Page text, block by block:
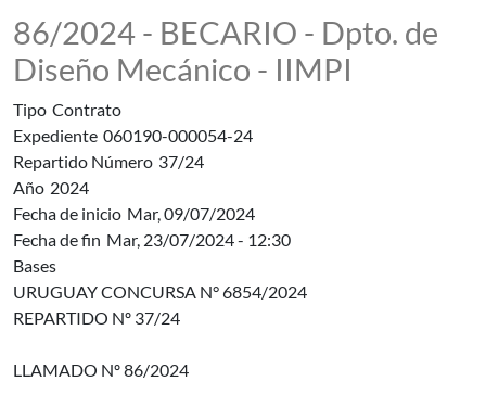
86/2024 - BECARIO - Dpto. de
Diseño Mecánico - IIMPI
Tipo Contrato
Expediente 060190-000054-24
Repartido Número 37/24
Año 2024
Fecha de inicio Mar, 09/07/2024
Fecha de fin Mar, 23/07/2024 - 12:30
Bases
URUGUAY CONCURSA N° 6854/2024
REPARTIDO Nº 37/24
LLAMADO Nº 86/2024